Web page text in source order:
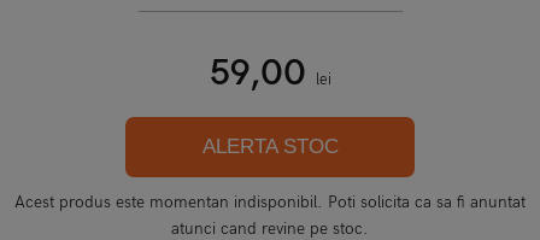
59,00 lei
ALERTA STOC
Acest produs este momentan indisponibil. Poti solicita ca sa fi anuntat
atunci cand revine pe stoc.